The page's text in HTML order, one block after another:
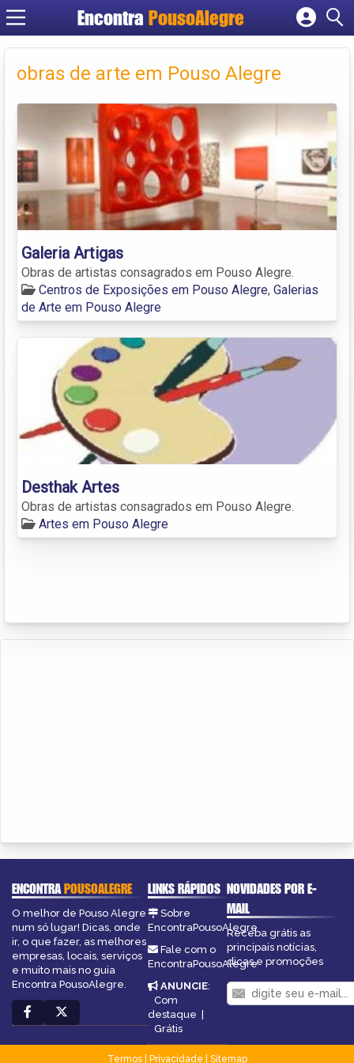
Encontra PousoAlegre
Cadastrar empresa
Criar conta
obras de arte em Pouso Alegre
Galeria Artigas
Obras de artistas consagrados em Pouso Alegre.
Centros de Exposições em Pouso Alegre, Galerias
de Arte em Pouso Alegre
Desthak Artes
Obras de artistas consagrados em Pouso Alegre.
Artes em Pouso Alegre
ENCONTRAPOUSOALEGRE
O melhor de Pouso Alegre
num só lugar! Dicas, onde
ir, o que fazer, as melhores
empresas, locais, serviços
e muito mais no guia
Encontra PousoAlegre.
LINKS RÁPIDOS
Sobre
EncontraPousoAlegre
Fale com o
EncontraPousoAlegre
ANUNCIE:
Com
destaque |
Grátis
NOVIDADES POR E-
MAIL
Receba grátis as
principais notícias,
dicas e promoções
Termos| Privacidade
Sitemap